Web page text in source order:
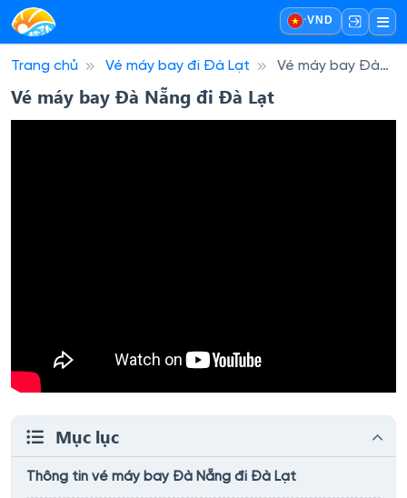
·VND
Trang chủ Vé máy bay đi Đà Lạt
Vé máy bay Đà
Nẵng đi Đà Lạt
Vé máy bay Đà Nẵng đi Đà Lạt
Mục lục
Thông tin vé máy bay Đà Nẵng đi Đà Lạt